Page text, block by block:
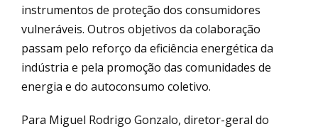
instrumentos de proteção dos consumidores
vulneráveis. Outros objetivos da colaboração
passam pelo reforço da eficiência energética da
indústria e pela promoção das comunidades de
energia e do autoconsumo coletivo.
Para Miguel Rodrigo Gonzalo, diretor-geral do